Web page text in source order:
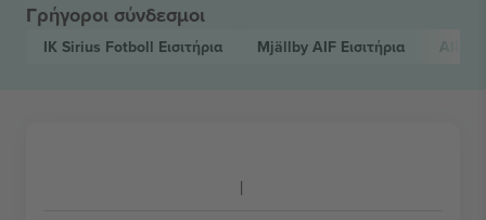
Γρήγοροι σύνδεσμοι
IK Sirius Fotboll Εισιτήρια Mjällby AIF Εισιτήρια